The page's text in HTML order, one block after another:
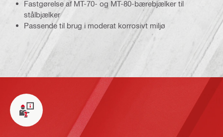
Fastgørelse af MT-70- og MT-80-bærebjælker til
stålbjælker
Passende til brug i moderat korrosivt miljø